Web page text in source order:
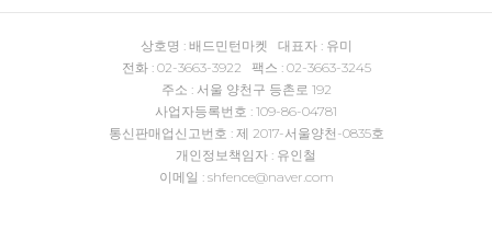
상호명 : 배드민턴마켓 대표자 : 유미
전화 : 02-3663-3922 팩스 : 02-3663-3245
주소 : 서울 양천구 등촌로 192
사업자등록번호 : 109-86-04781
통신판매업신고번호 : 제 2017-서울양천-0835호
개인정보책임자 : 유인철
이메일 : shfence@naver.com